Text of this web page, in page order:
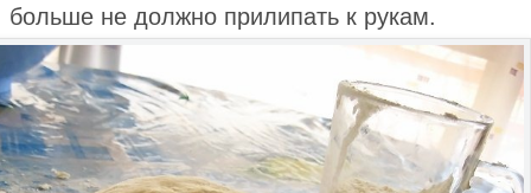
больше не должно прилипать к рукам.